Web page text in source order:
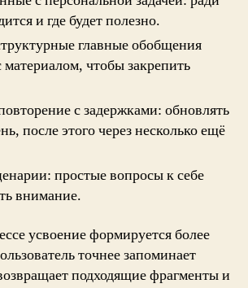
и где будет полезно.
главные обобщения
материалом, чтобы закрепить
с задержками: обновлять
после этого через несколько ещё
простые вопросы к себе
внимание.
усвоение формируется более
точнее запоминает
подходящие фрагменты и